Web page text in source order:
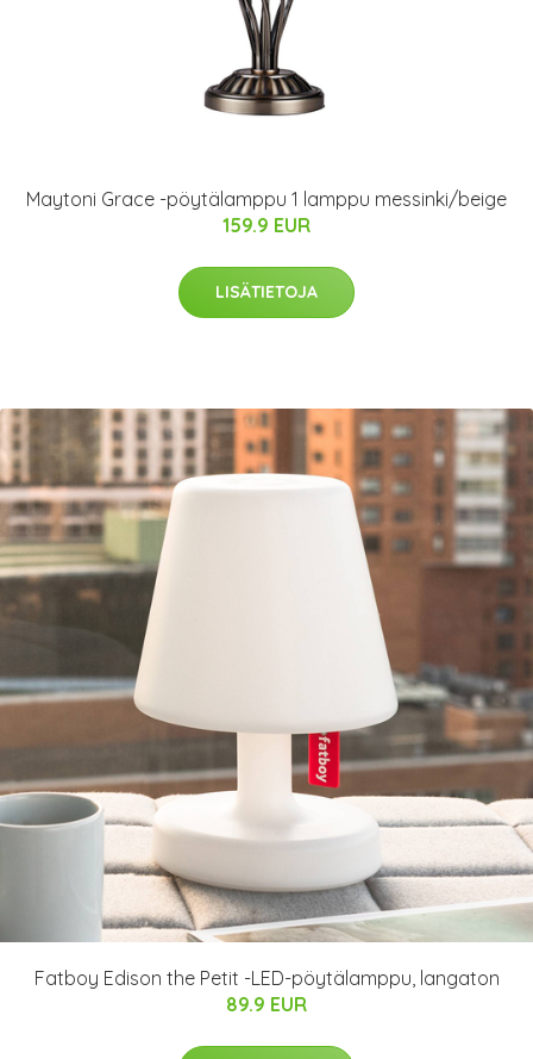
Maytoni Grace -pöytälamppu 1 lamppu messinki/beige
159.9 EUR
LISÄTIETOJA
Fatboy Edison the Petit -LED-pöytälamppu, langaton
89.9 EUR